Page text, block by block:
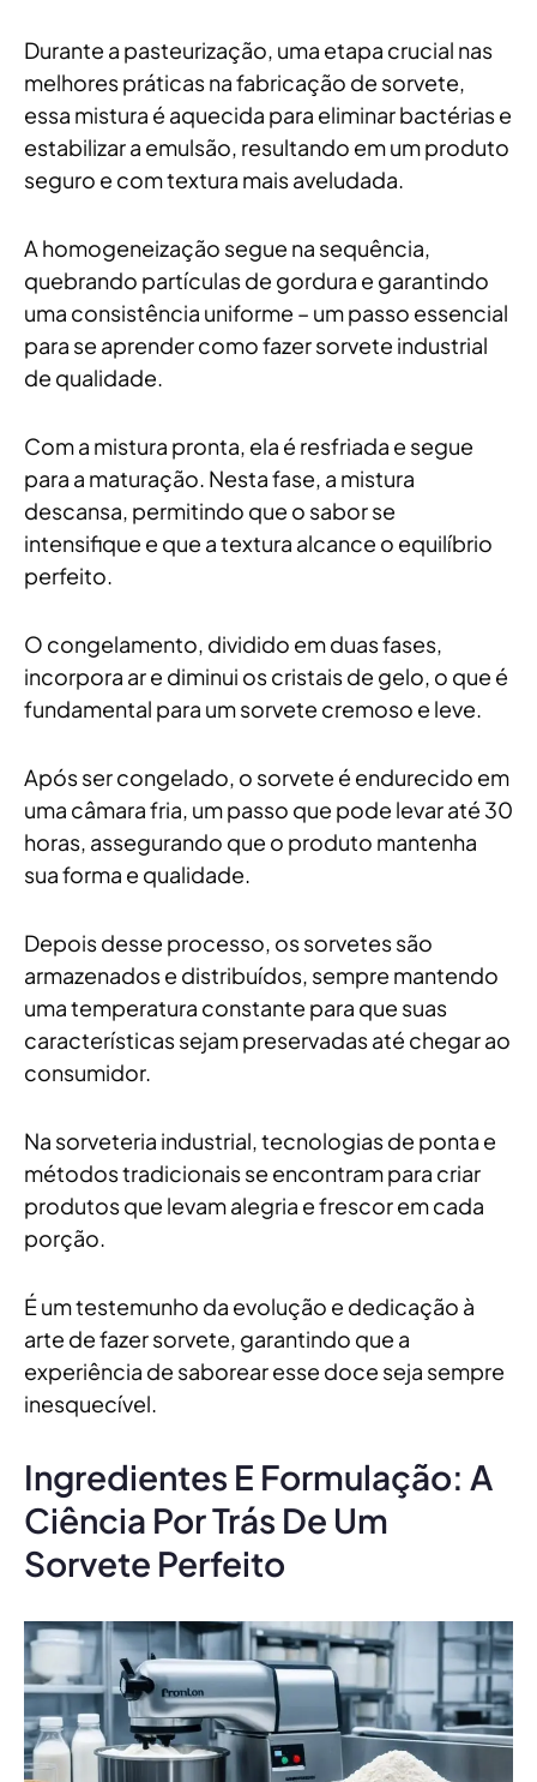
Durante a pasteurização, uma etapa crucial nas
melhores práticas na fabricação de sorvete,
essa mistura é aquecida para eliminar bactérias e
estabilizar a emulsão, resultando em um produto
seguro e com textura mais aveludada.
A homogeneização segue na sequência,
quebrando partículas de gordura e garantindo
uma consistência uniforme – um passo essencial
para se aprender como fazer sorvete industrial
de qualidade.
Com a mistura pronta, ela é resfriada e segue
para a maturação. Nesta fase, a mistura
descansa, permitindo que o sabor se
intensifique e que a textura alcance o equilíbrio
perfeito.
O congelamento, dividido em duas fases,
incorpora ar e diminui os cristais de gelo, o que é
fundamental para um sorvete cremoso e leve.
Após ser congelado, o sorvete é endurecido em
uma câmara fria, um passo que pode levar até 30
horas, assegurando que o produto mantenha
sua forma e qualidade.
Depois desse processo, os sorvetes são
armazenados e distribuídos, sempre mantendo
uma temperatura constante para que suas
características sejam preservadas até chegar ao
consumidor.
Na sorveteria industrial, tecnologias de ponta e
métodos tradicionais se encontram para criar
produtos que levam alegria e frescor em cada
porção.
É um testemunho da evolução e dedicação à
arte de fazer sorvete, garantindo que a
experiência de saborear esse doce seja sempre
inesquecível.
Ingredientes E Formulação: A
Ciência Por Trás De Um
Sorvete Perfeito